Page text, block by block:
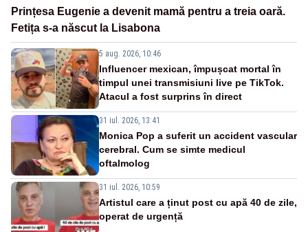
Prințesa Eugenie a devenit mamă pentru a treia oară.
Fetița s-a născut la Lisabona
5 aug. 2026, 10:46
Influencer mexican, împușcat mortal în
timpul unei transmisiuni live pe TikTok.
Atacul a fost surprins în direct
31 iul. 2026, 13:41
Monica Pop a suferit un accident vascular
cerebral. Cum se simte medicul
oftalmolog
31 iul. 2026, 10:59
Artistul care a ținut post cu apă 40 de zile,
operat de urgență